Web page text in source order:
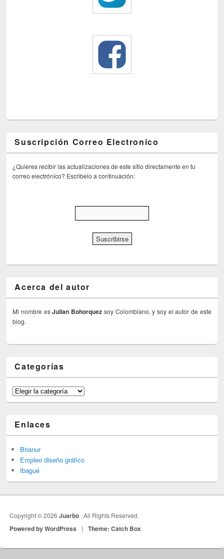
Suscripción Correo Electronico
¿Quieres recibir las actualizaciones de este sitio directamente en tu
correo electrónico? Escribelo a continuación:
Acerca del autor
Mi nombre esJulian Bohorquez soy Colombiano, y soy el autor de este
blog.
Categorías
Categorías
Enlaces
Brianur
Empleo diseño gráfico
Ibagué
Copyright © 2026Juarbo . All Rights Reserved.
Powered by WordPress | Theme: Catch Box